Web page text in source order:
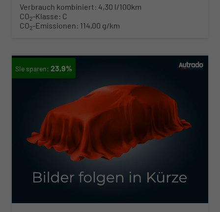
Verbrauch kombiniert: 4,30 l/100km
CO2-Klasse: C
CO2-Emissionen: 114,00 g/km
23,9%